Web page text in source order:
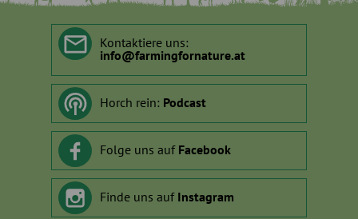
Kontaktiere uns:
info@farmingfornature.at
Horch rein: Podcast
Folge uns auf Facebook
Finde uns auf Instagram